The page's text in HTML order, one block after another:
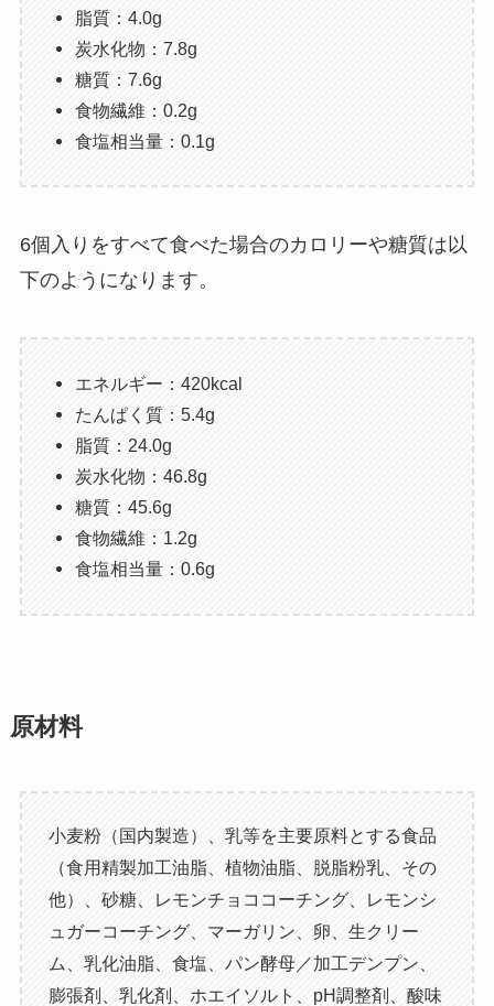
脂質：4.0g
炭水化物：7.8g
糖質：7.6g
食物繊維：0.2g
食塩相当量：0.1g
6個入りをすべて食べた場合のカロリーや糖質は以
下のようになります。
エネルギー：420kcal
たんぱく質：5.4g
脂質：24.0g
炭水化物：46.8g
糖質：45.6g
食物繊維：1.2g
食塩相当量：0.6g
原材料
小麦粉（国内製造）、乳等を主要原料とする食品
（食用精製加工油脂、植物油脂、脱脂粉乳、その
他）、砂糖、レモンチョココーチング、レモンシ
ュガーコーチング、マーガリン、卵、生クリー
ム、乳化油脂、食塩、パン酵母／加工デンプン、
膨張剤、乳化剤、ホエイソルト、pH調整剤、酸味